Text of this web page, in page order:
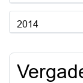
2014